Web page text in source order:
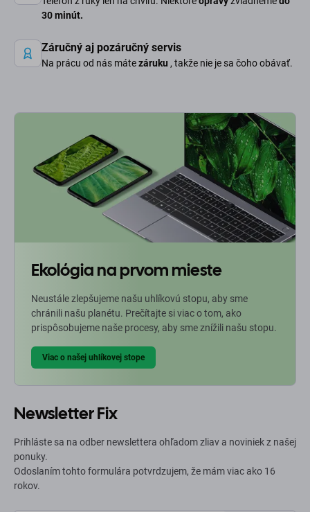
30 minút.
Záručný aj pozáručný servis
Na prácu od nás mátezáruku , takže nie je sa čoho obávať.
Ekológia na prvom mieste
Neustále zlepšujeme našu uhlíkovú stopu, aby sme
chránili našu planétu. Prečítajte si viac o tom, ako
prispôsobujeme naše procesy, aby sme znížili našu stopu.
Viac o našej uhlíkovej stope
Newsletter Fix
Prihláste sa na odber newslettera ohľadom zliav a noviniek z našej
ponuky.
Odoslaním tohto formulára potvrdzujem, že mám viac ako 16
rokov.